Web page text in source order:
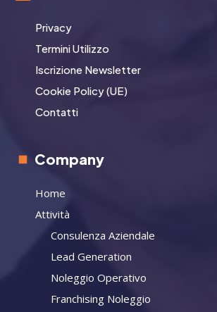
Privacy
Termini Utilizzo
Iscrizione Newsletter
Cookie Policy (UE)
Contatti
Company
Home
Attività
Consulenza Aziendale
Lead Generation
Noleggio Operativo
Franchising Noleggio